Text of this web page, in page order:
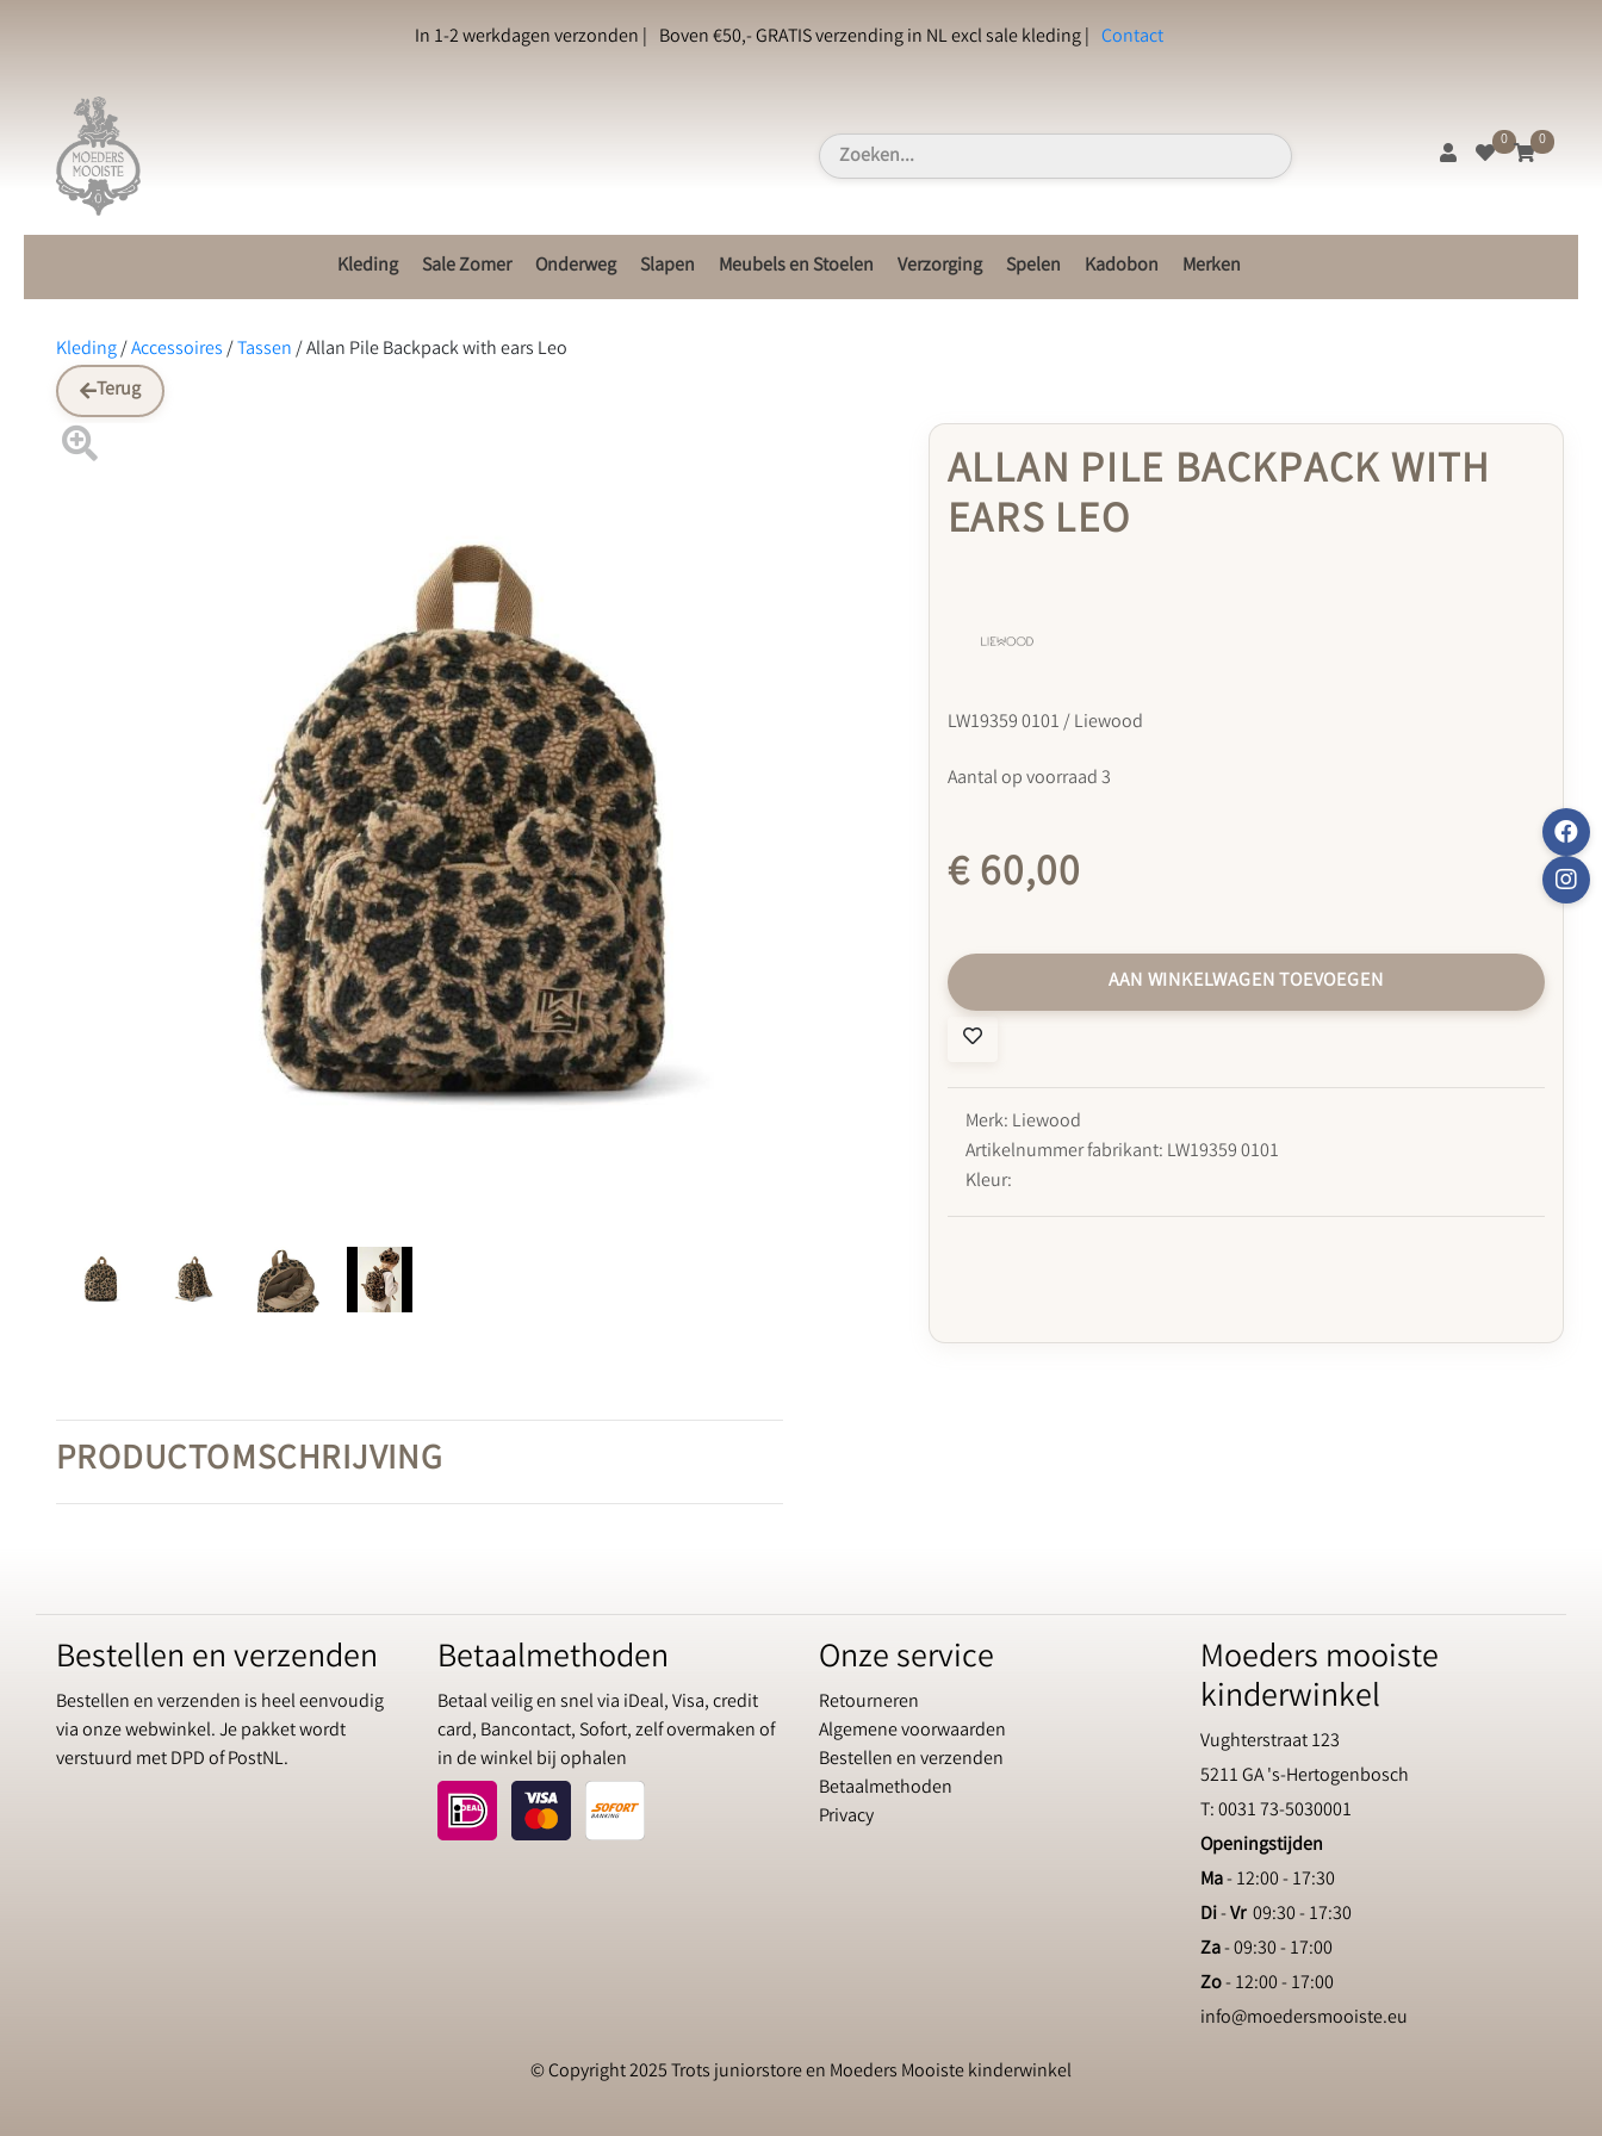
In 1-2 werkdagen verzonden | Boven €50,- GRATIS verzending in NL excl sale kleding | Contact
0 0
Kleding Sale Zomer Onderweg Slapen Meubels en Stoelen Verzorging Spelen Kadobon Merken
Kleding/Accessoires/Tassen/Allan Pile Backpack with ears Leo
Terug
ALLAN PILE BACKPACK WITH
EARS LEO
LW19359 0101 / Liewood
Aantal op voorraad 3
€ 60,00
AAN WINKELWAGEN TOEVOEGEN
Merk: Liewood
Artikelnummer fabrikant: LW19359 0101
Kleur:
PRODUCTOMSCHRIJVING
Bestellen en verzenden
Bestellen en verzenden is heel eenvoudig
via onze webwinkel. Je pakket wordt
verstuurd met DPD of PostNL.
Betaalmethoden
Betaal veilig en snel via iDeal, Visa, credit
card, Bancontact, Sofort, zelf overmaken of
in de winkel bij ophalen
Onze service
Retourneren
Algemene voorwaarden
Bestellen en verzenden
Betaalmethoden
Privacy
Moeders mooiste
kinderwinkel
Vughterstraat 123
5211 GA 's-Hertogenbosch
T: 0031 73-5030001
Openingstijden
Ma- 12:00 - 17:30
Di-Vr09:30 - 17:30
Za- 09:30 - 17:00
Zo- 12:00 - 17:00
info@moedersmooiste.eu
© Copyright 2025 Trots juniorstore en Moeders Mooiste kinderwinkel